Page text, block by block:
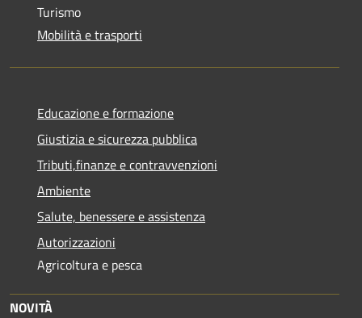
Turismo
Mobilità e trasporti
Educazione e formazione
Giustizia e sicurezza pubblica
Tributi,finanze e contravvenzioni
Ambiente
Salute, benessere e assistenza
Autorizzazioni
Agricoltura e pesca
NOVITÀ